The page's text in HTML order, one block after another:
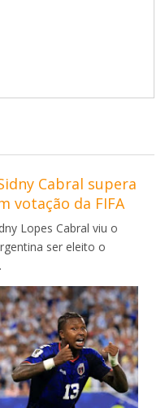
Cabral supera
votação da FIFA
Lopes Cabral viu o
ser eleito o